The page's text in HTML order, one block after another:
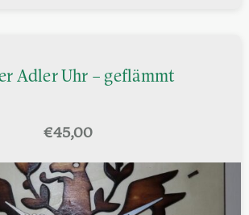
Adler Uhr – geflämmt
€45,00